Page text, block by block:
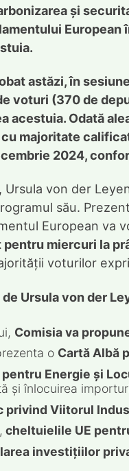
și
astăzi, în
voturi (370 de
Odată
majoritate
2024,
Ursula von der
său.
European va
miercuri la
voturilor
Ursula von der
Comisia va
o Cartă Albă
Energie și
și înlocuirea
privind Viitorul
cheltuielile UE
investițiilor